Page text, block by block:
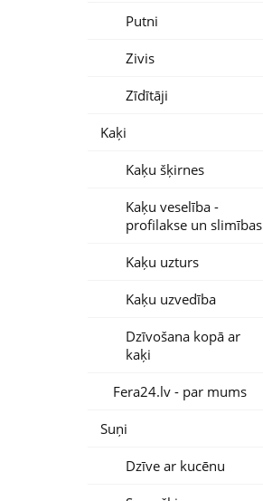
Putni
Zivis
Zīdītāji
Kaķi
Kaķu šķirnes
Kaķu veselība -
profilakse un slimības
Kaķu uzturs
Kaķu uzvedība
Dzīvošana kopā ar
kaķi
Fera24.lv - par mums
Suņi
Dzīve ar kucēnu